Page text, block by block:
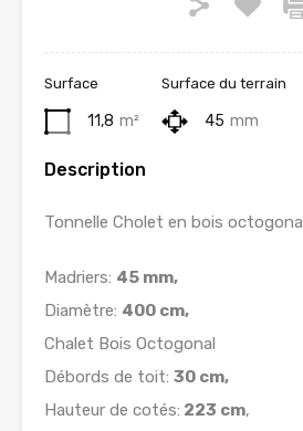
Surface
11,8 m²
Surface du terrain
45 mm
Description
Tonnelle Cholet en bois octogonal
Madriers: 45 mm,
Diamètre: 400 cm,
Chalet Bois Octogonal
Débords de toit: 30 cm,
Hauteur de cotés: 223 cm,